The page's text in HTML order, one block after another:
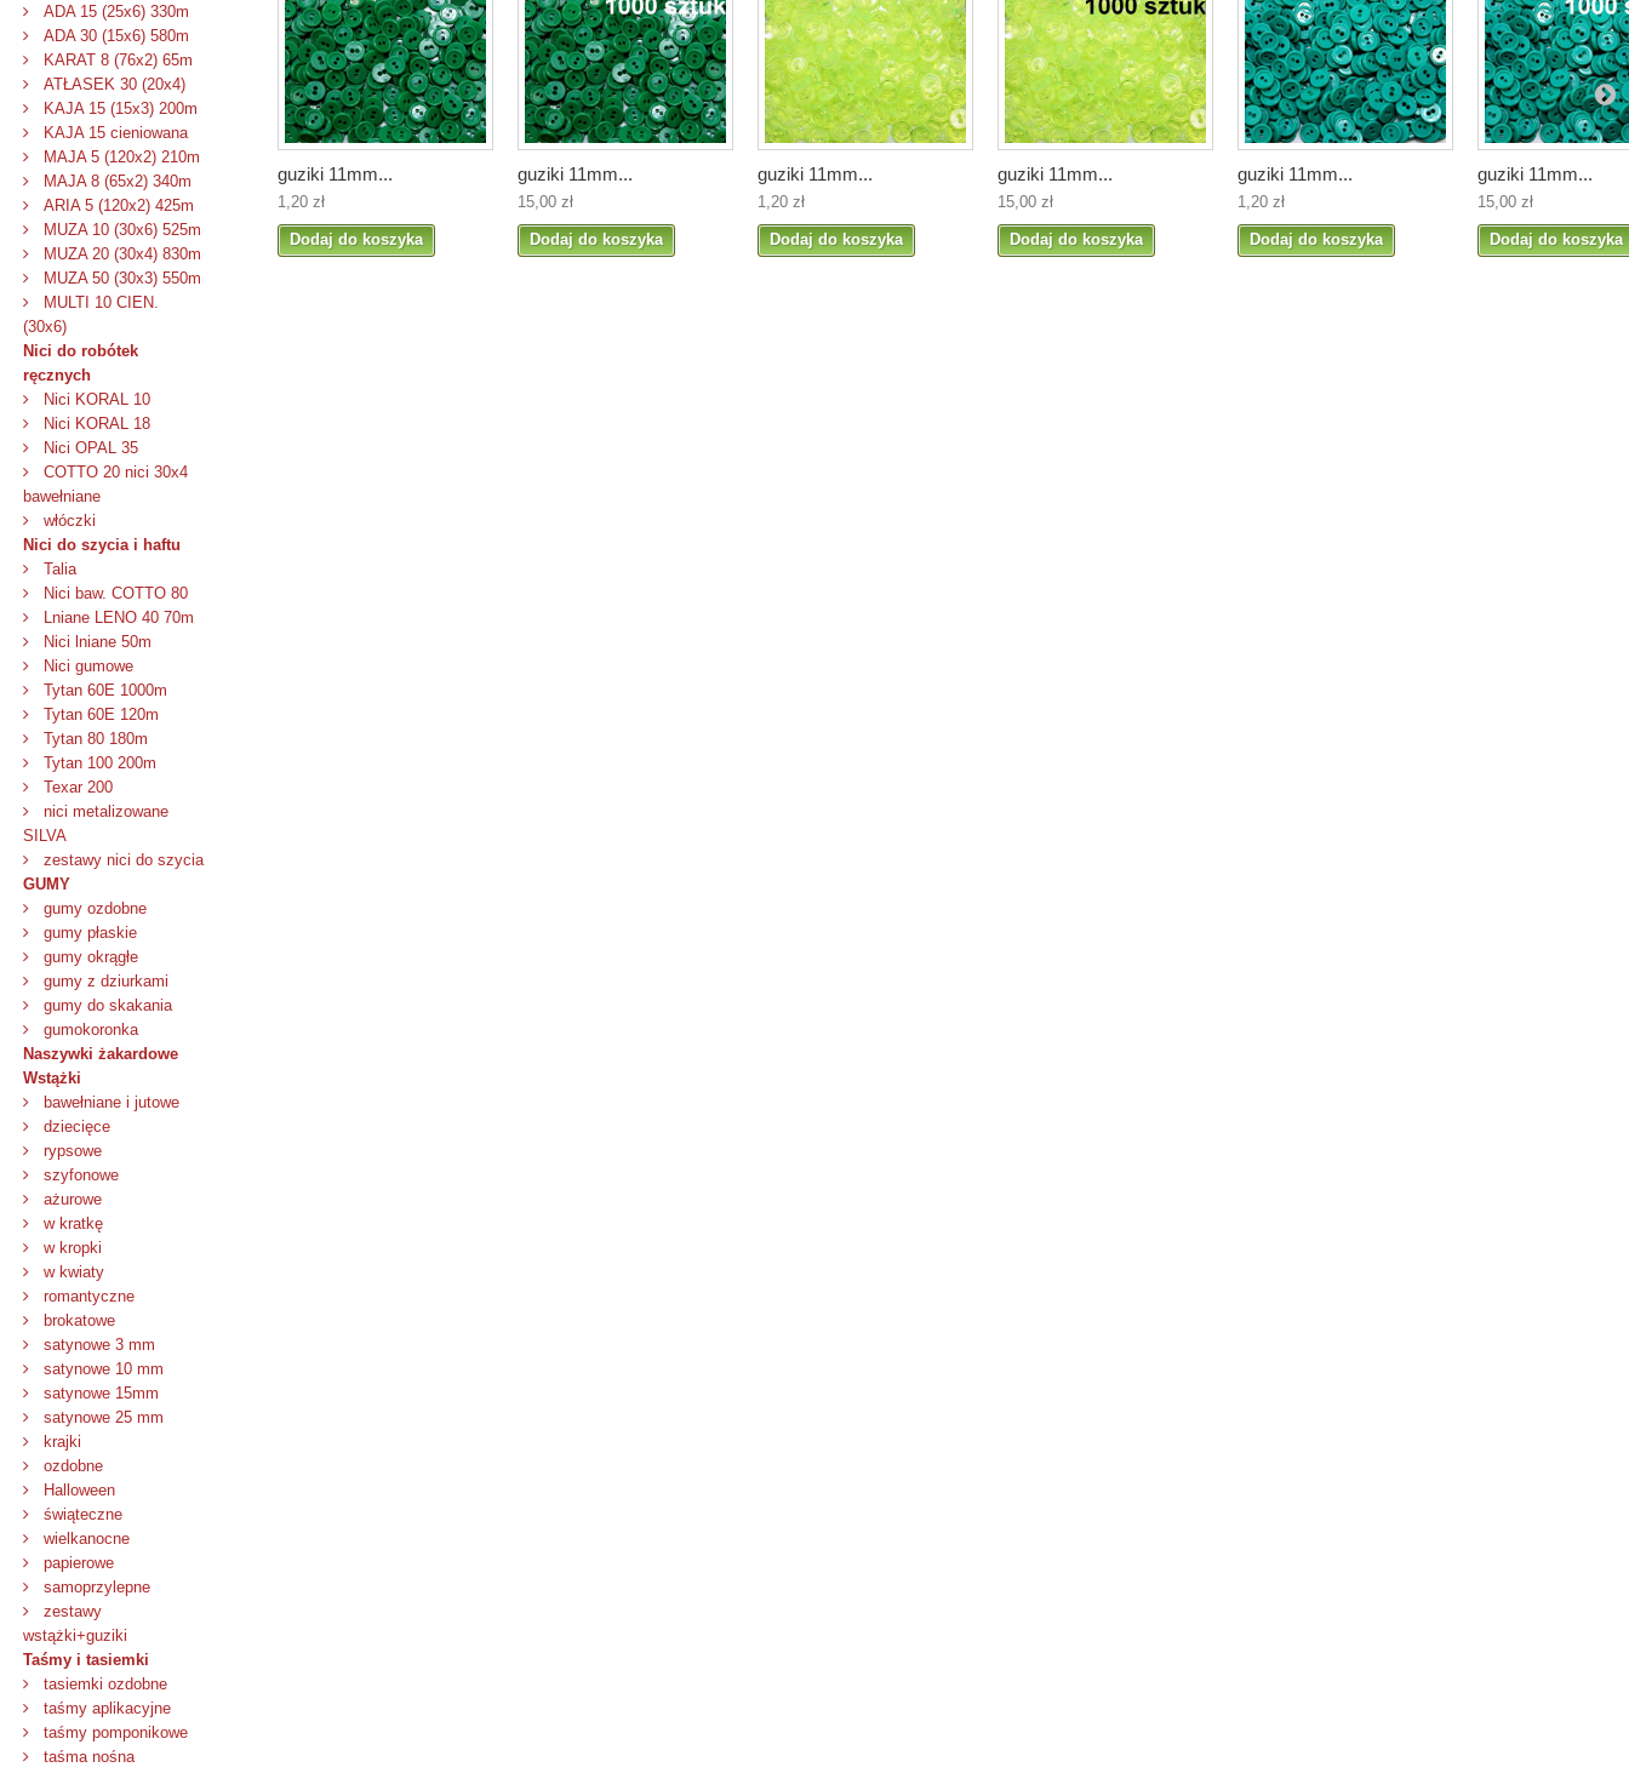
ADA 15 (25x6) 330m
ADA 30 (15x6) 580m
KARAT 8 (76x2) 65m
ATŁASEK 30 (20x4)
KAJA 15 (15x3) 200m
KAJA 15 cieniowana
MAJA 5 (120x2) 210m
MAJA 8 (65x2) 340m
ARIA 5 (120x2) 425m
MUZA 10 (30x6) 525m
MUZA 20 (30x4) 830m
MUZA 50 (30x3) 550m
MULTI 10 CIEN.
(30x6)
Nici do robótek
ręcznych
Nici KORAL 10
Nici KORAL 18
Nici OPAL 35
COTTO 20 nici 30x4
bawełniane
włóczki
Nici do szycia i haftu
Talia
Nici baw. COTTO 80
Lniane LENO 40 70m
Nici lniane 50m
Nici gumowe
Tytan 60E 1000m
Tytan 60E 120m
Tytan 80 180m
Tytan 100 200m
Texar 200
nici metalizowane
SILVA
zestawy nici do szycia
GUMY
gumy ozdobne
gumy płaskie
gumy okrągłe
gumy z dziurkami
gumy do skakania
gumokoronka
Naszywki żakardowe
Wstążki
bawełniane i jutowe
dziecięce
rypsowe
szyfonowe
ażurowe
w kratkę
w kropki
w kwiaty
romantyczne
brokatowe
satynowe 3 mm
satynowe 10 mm
satynowe 15mm
satynowe 25 mm
krajki
ozdobne
Halloween
świąteczne
wielkanocne
papierowe
samoprzylepne
zestawy
wstążki+guziki
Taśmy i tasiemki
tasiemki ozdobne
taśmy aplikacyjne
taśmy pomponikowe
taśma nośna
guziki 11mm...
1,20 zł
Dodaj do koszyka
guziki 11mm...
15,00 zł
Dodaj do koszyka
guziki 11mm...
1,20 zł
Dodaj do koszyka
guziki 11mm...
15,00 zł
Dodaj do koszyka
guziki 11mm...
1,20 zł
Dodaj do koszyka
guziki 11mm...
15,00 zł
Dodaj do koszyka